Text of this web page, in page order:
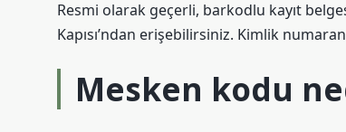
Resmi olarak geçerli, barkodlu kayıt
Kapısı’ndan erişebilirsiniz. Kimlik
Mesken kodu